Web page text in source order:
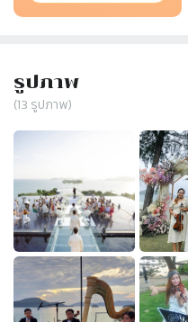
รูปภาพ
(13 รูปภาพ)